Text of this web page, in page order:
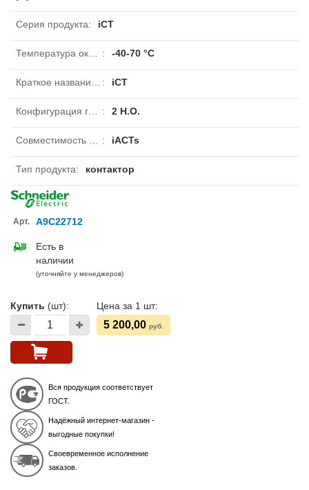
Серия продукта: iCT
Температура окружающей среды при хранении : -40-70 °C
Краткое название устройства : iCT
Конфигурация главных контактов : 2 Н.О.
Совместимость продукта : iACTs
Тип продукта: контактор
Арт. A9C22712
Есть в
наличии
(уточняйте у менеджеров)
Купить (шт): Цена за 1 шт:
5 200,00 руб.
Вся продукция соответствует
ГОСТ.
Надёжный интернет-магазин -
выгодные покупки!
Своевременное исполнение
заказов.